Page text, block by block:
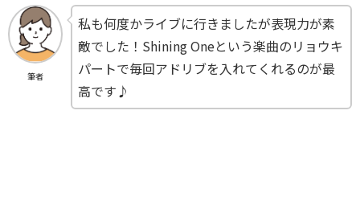
筆者
私も何度かライブに行きましたが表現力が素
敵でした！Shining Oneという楽曲のリョウキ
パートで毎回アドリブを入れてくれるのが最
高です♪